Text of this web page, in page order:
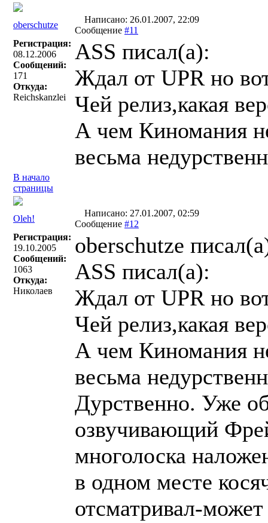
oberschutze
Написано: 26.01.2007, 22:09
Сообщение #11
Регистрация:
08.12.2006
Сообщений:
171
Откуда:
Reichskanzlei
ASS писал(a):
Ждал от UPR но
Чей релиз,какая
А чем Киномания
весьма
В начало
страницы
Oleh!
Написано: 27.01.2007, 02:59
Сообщение #12
Регистрация:
19.10.2005
Сообщений:
1063
Откуда:
Николаев
oberschutze
ASS писал(a):
Ждал от UPR но
Чей релиз,какая
А чем Киномания
весьма
Дурственно. Уже
озвучивающий
многолоска
в одном месте
отсматривал-